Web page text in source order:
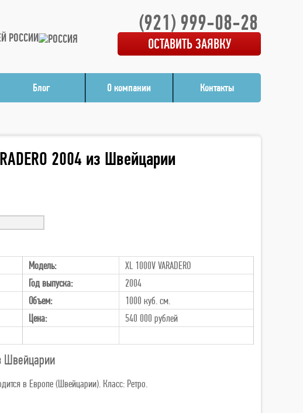
РОССИИ
(921) 999-08-28
ОСТАВИТЬ ЗАЯВКУ
Блог О компании Контакты
2004 из Швейцарии
Модель:
XL 1000V VARADERO
Год выпуска:
2004
Объем:
1000 куб. см.
Цена: 540 000 рублей
Швейцарии
в Европе (Швейцарии). Класс: Ретро.